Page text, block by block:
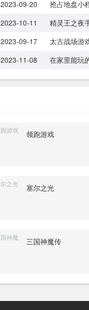
2023-09-20
2023-10-11
2023-09-17 太古战场游
2023-11-08
领跑游戏
塞尔之光
三国神魔传